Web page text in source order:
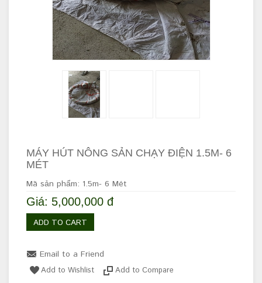
MÁY HÚT NÔNG SẢN CHẠY ĐIỆN 1.5M- 6
MÉT
Mã sản phẩm: 1.5m- 6 Mét
Giá: 5,000,000 đ
ADD TO CART
Email to a Friend
Add to Wishlist Add to Compare